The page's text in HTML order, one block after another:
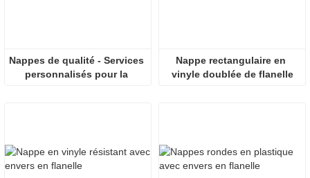
Nappes de qualité - Services
personnalisés pour la
Nappe rectangulaire en
vinyle doublée de flanelle